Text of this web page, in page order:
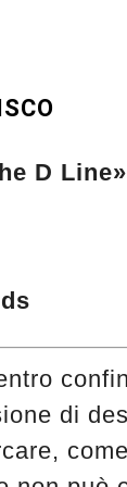
di luglio
D Line»
di